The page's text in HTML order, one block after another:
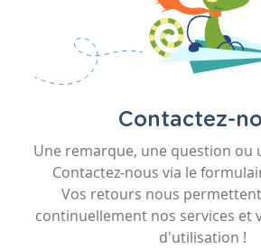
Contactez-
Une remarque, une question ou
Contactez-nous via le
Vos retours nous
continuellement nos services et
d'utilisation !